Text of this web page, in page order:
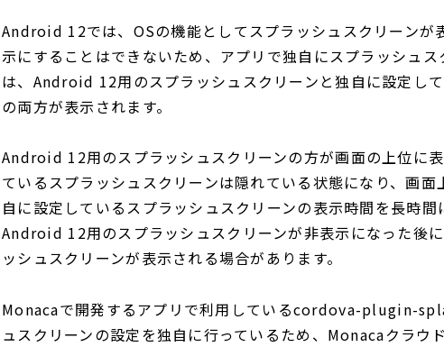
Android 12では、OSの機能としてスプラッシュスクリーンが
示にすることはできないため、アプリで独自にスプラッシュ
は、Android 12用のスプラッシュスクリーンと独自に設定し
の両方が表示されます。
Android 12用のスプラッシュスクリーンの方が画面の上位に
ているスプラッシュスクリーンは隠れている状態になり、画
自に設定しているスプラッシュスクリーンの表示時間を長時間
Android 12用のスプラッシュスクリーンが非表示になった後
ッシュスクリーンが表示される場合があります。
Monacaで開発するアプリで利用しているcordova-plugin-
ュスクリーンの設定を独自に行っているため、Monacaクラウ